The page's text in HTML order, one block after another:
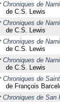
Chroniques de
de C.S. Lewis
Chroniques de
de C.S. Lewis
Chroniques de
de C.S. Lewis
Chroniques de
de C.S. Lewis
Chroniques de
de François
Chroniques de San